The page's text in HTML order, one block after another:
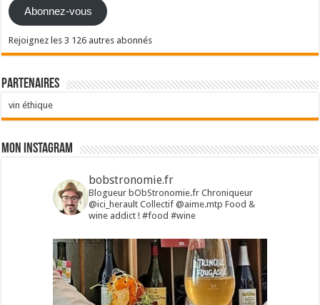
Abonnez-vous
Rejoignez les 3 126 autres abonnés
Partenaires
vin éthique
Mon Instagram
bobstronomie.fr
Blogueur bObStronomie.fr Chroniqueur
@ici_heraultCollectif @aime.mtp Food &
wine addict !#food #wine